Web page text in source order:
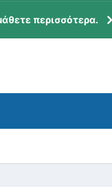
περισσότερα.